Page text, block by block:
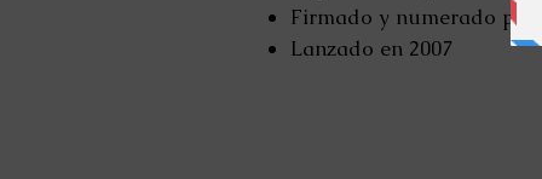
Firmado y numerado
Lanzado en 2007